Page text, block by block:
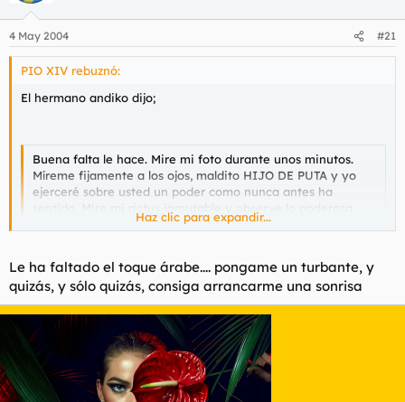
4 May 2004 #21
PIO XIV rebuznó:
El hermano andiko dijo;
Buena falta le hace. Mire mi foto durante unos minutos.
Míreme fijamente a los ojos, maldito HIJO DE PUTA y yo
ejerceré sobre usted un poder como nunca antes ha
que es la mente humana.Haz clic para expandir...
Haz clic para expandir...
Le ha faltado el toque árabe.... pongame un turbante, y
quizás, y sólo quizás, consiga arrancarme una sonrisa